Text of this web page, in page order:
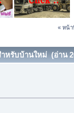
« หน้
หรับบ้านใหม่ (อ่าน